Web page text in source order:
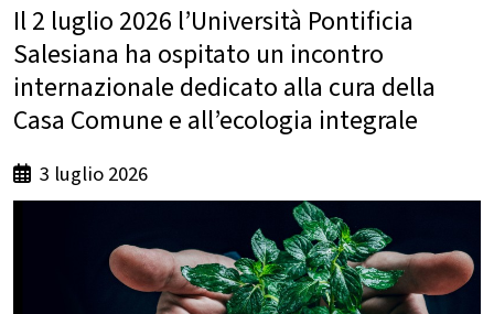
Il 2 luglio 2026 l’Università Pontificia
Salesiana ha ospitato un incontro
internazionale dedicato alla cura della
Casa Comune e all’ecologia integrale
3 luglio 2026